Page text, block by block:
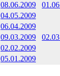
08.06.2009
04.05.2009
06.04.2009
09.03.2009
02.02.2009
05.01.2009